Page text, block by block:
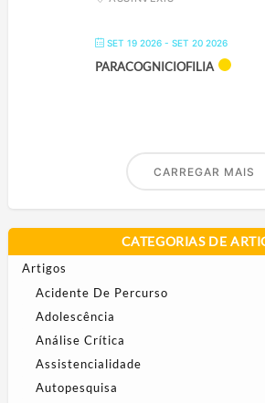
SET 19 2026- SET 20 2026
PARACOGNICIOFILIA
CARREGAR MAIS
CATEGORIAS DE
Artigos
Acidente De Percurso
Adolescência
Análise Crítica
Assistencialidade
Autopesquisa